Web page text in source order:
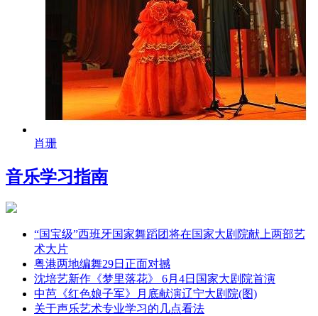
肖珊
音乐学习指南
“国宝级”西班牙国家舞蹈团将在国家大剧院献上两部艺
术大片
粤港两地编舞29日正面对撼
沈培艺新作《梦里落花》 6月4日国家大剧院首演
中芭《红色娘子军》月底献演辽宁大剧院(图)
关于声乐艺术专业学习的几点看法